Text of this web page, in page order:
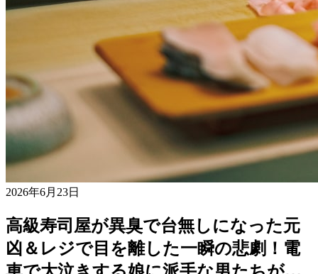
2026年6月23日
高級寿司屋が異臭で台無しになった元
凶＆レジで目を離した一瞬の悲劇！電